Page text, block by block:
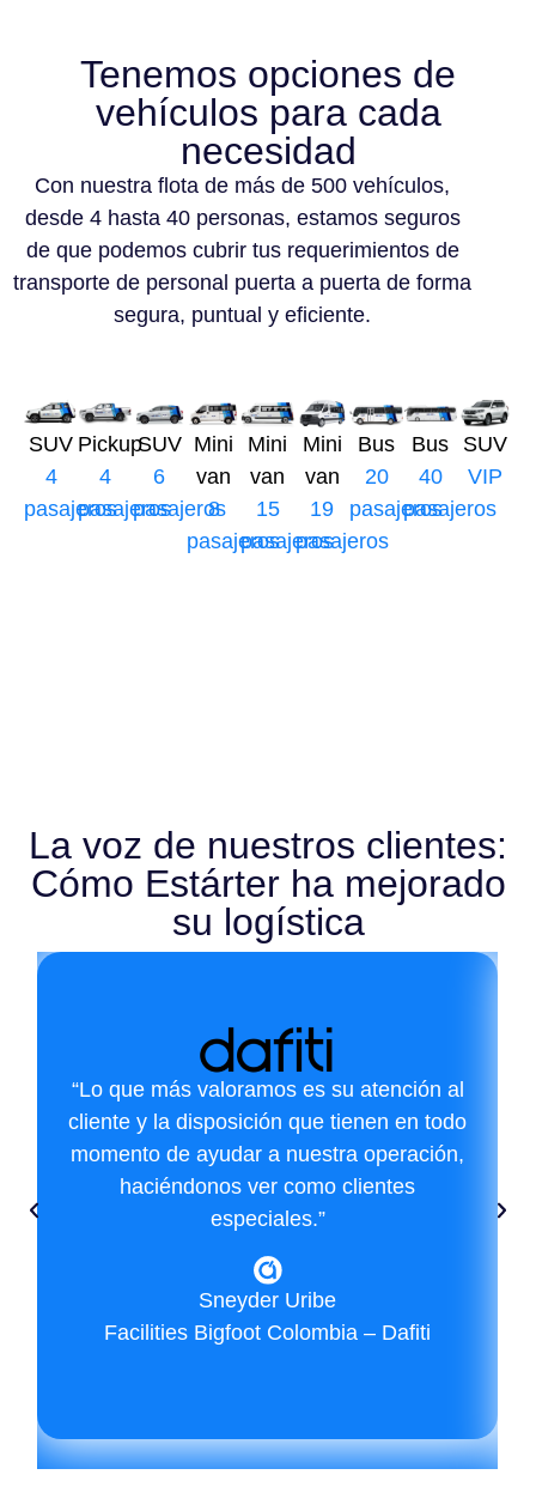
Tenemos opciones de
vehículos para cada
necesidad
Con nuestra flota de más de 500 vehículos,
desde 4 hasta 40 personas, estamos seguros
de que podemos cubrir tus requerimientos de
transporte de personal puerta a puerta de forma
segura, puntual y eficiente.
SUV
4
pasajeros
Pickup
4
pasajeros
SUV
6
pasajeros
Mini
van
8
pasajeros
Mini
van
15
pasajeros
Mini
van
19
pasajeros
Bus
20
pasajeros
Bus
40
pasajeros
SUV
VIP
La voz de nuestros clientes:
Cómo Estárter ha mejorado
su logística
“Lo que más valoramos es su atención al
cliente y la disposición que tienen en todo
momento de ayudar a nuestra operación,
haciéndonos ver como clientes
especiales.”
Sneyder Uribe
Facilities Bigfoot Colombia – Dafiti